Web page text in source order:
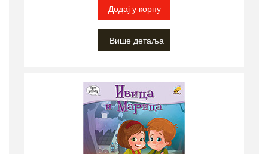
Додај у корпу
Више детаља